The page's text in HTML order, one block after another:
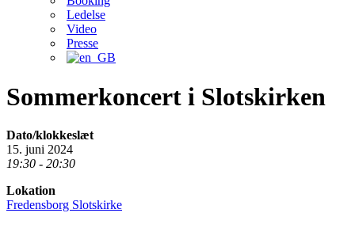
Ledelse
Video
Presse
Sommerkoncert i Slotskirken
Dato/klokkeslæt
15. juni 2024
19:30 - 20:30
Lokation
Fredensborg Slotskirke